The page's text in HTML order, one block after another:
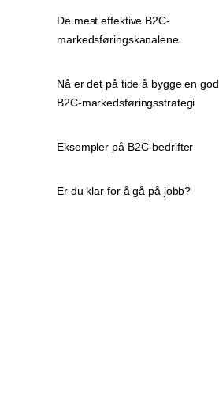
De mest effektive B2C-
markedsføringskanalene
Nå er det på tide å bygge en god
B2C-markedsføringsstrategi
Eksempler på B2C-bedrifter
Er du klar for å gå på jobb?